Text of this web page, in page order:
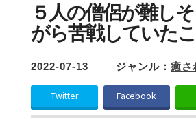
５人の僧侶が難し
がら苦戦していたこ
2022-07-13 ジャンル： 癒さ
Twitter Facebook